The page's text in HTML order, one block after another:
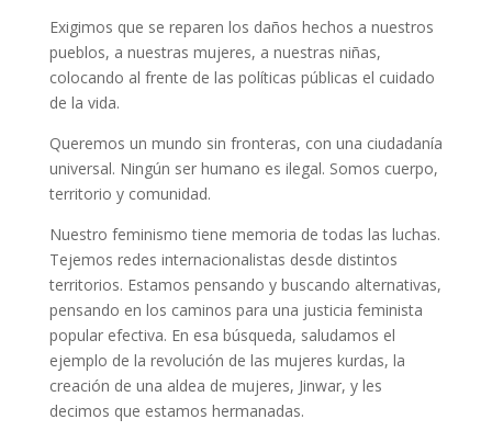
Exigimos que se reparen los daños hechos a nuestros
pueblos, a nuestras mujeres, a nuestras niñas,
colocando al frente de las políticas públicas el cuidado
de la vida.
Queremos un mundo sin fronteras, con una ciudadanía
universal. Ningún ser humano es ilegal. Somos cuerpo,
territorio y comunidad.
Nuestro feminismo tiene memoria de todas las luchas.
Tejemos redes internacionalistas desde distintos
territorios. Estamos pensando y buscando alternativas,
pensando en los caminos para una justicia feminista
popular efectiva. En esa búsqueda, saludamos el
ejemplo de la revolución de las mujeres kurdas, la
creación de una aldea de mujeres, Jinwar, y les
decimos que estamos hermanadas.